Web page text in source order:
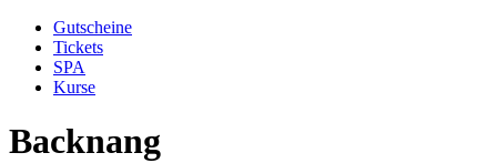
Gutscheine
Tickets
SPA
Kurse
Backnang